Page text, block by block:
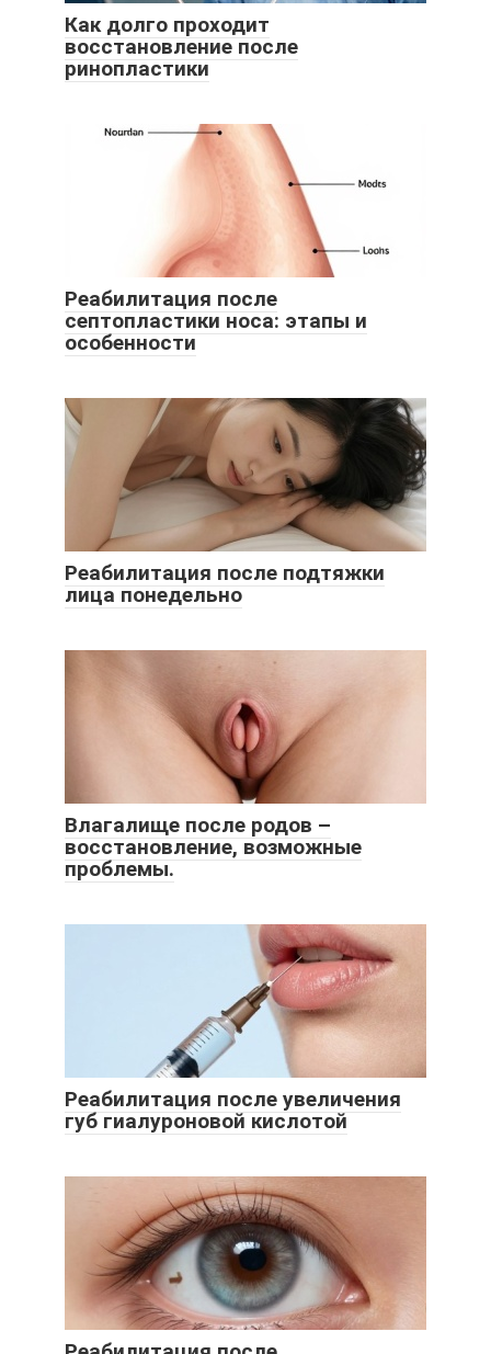
Как долго проходит
восстановление после
ринопластики
Реабилитация после
септопластики носа: этапы и
особенности
Реабилитация после подтяжки
лица понедельно
Влагалище после родов –
восстановление, возможные
проблемы.
Реабилитация после увеличения
губ гиалуроновой кислотой